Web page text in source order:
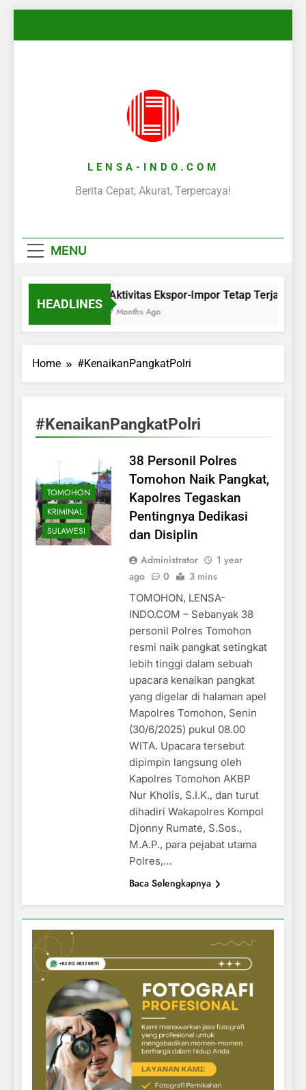
LENSA-INDO.COM
Berita Cepat, Akurat, Terpercaya!
MENU
HEADLINES
Aktivitas Ekspor-Impor Tetap Terjaga
7 Months Ago
Home #KenaikanPangkatPolri
#KenaikanPangkatPolri
TOMOHON
KRIMINAL
SULAWESI
38 Personil Polres
Tomohon Naik Pangkat,
Kapolres Tegaskan
Pentingnya Dedikasi
dan Disiplin
Administrator
1 year
ago
0 3 mins
TOMOHON, LENSA-
INDO.COM – Sebanyak 38
personil Polres Tomohon
resmi naik pangkat setingkat
lebih tinggi dalam sebuah
upacara kenaikan pangkat
yang digelar di halaman apel
Mapolres Tomohon, Senin
(30/6/2025) pukul 08.00
WITA. Upacara tersebut
dipimpin langsung oleh
Kapolres Tomohon AKBP
Nur Kholis, S.I.K., dan turut
dihadiri Wakapolres Kompol
Djonny Rumate, S.Sos.,
M.A.P., para pejabat utama
Polres,…
Baca Selengkapnya